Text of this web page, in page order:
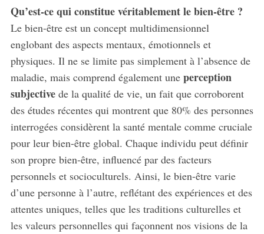
Qu’est-ce qui constitue véritablement le bien-être ?
Le bien-être est un concept multidimensionnel
englobant des aspects mentaux, émotionnels et
physiques. Il ne se limite pas simplement à l’absence de
maladie, mais comprend également une perception
subjectivede la qualité de vie, un fait que corroborent
des études récentes qui montrent que 80% des personnes
interrogées considèrent la santé mentale comme cruciale
pour leur bien-être global. Chaque individu peut définir
son propre bien-être, influencé par des facteurs
personnels et socioculturels. Ainsi, le bien-être varie
d’une personne à l’autre, reflétant des expériences et des
attentes uniques, telles que les traditions culturelles et
les valeurs personnelles qui façonnent nos visions de la